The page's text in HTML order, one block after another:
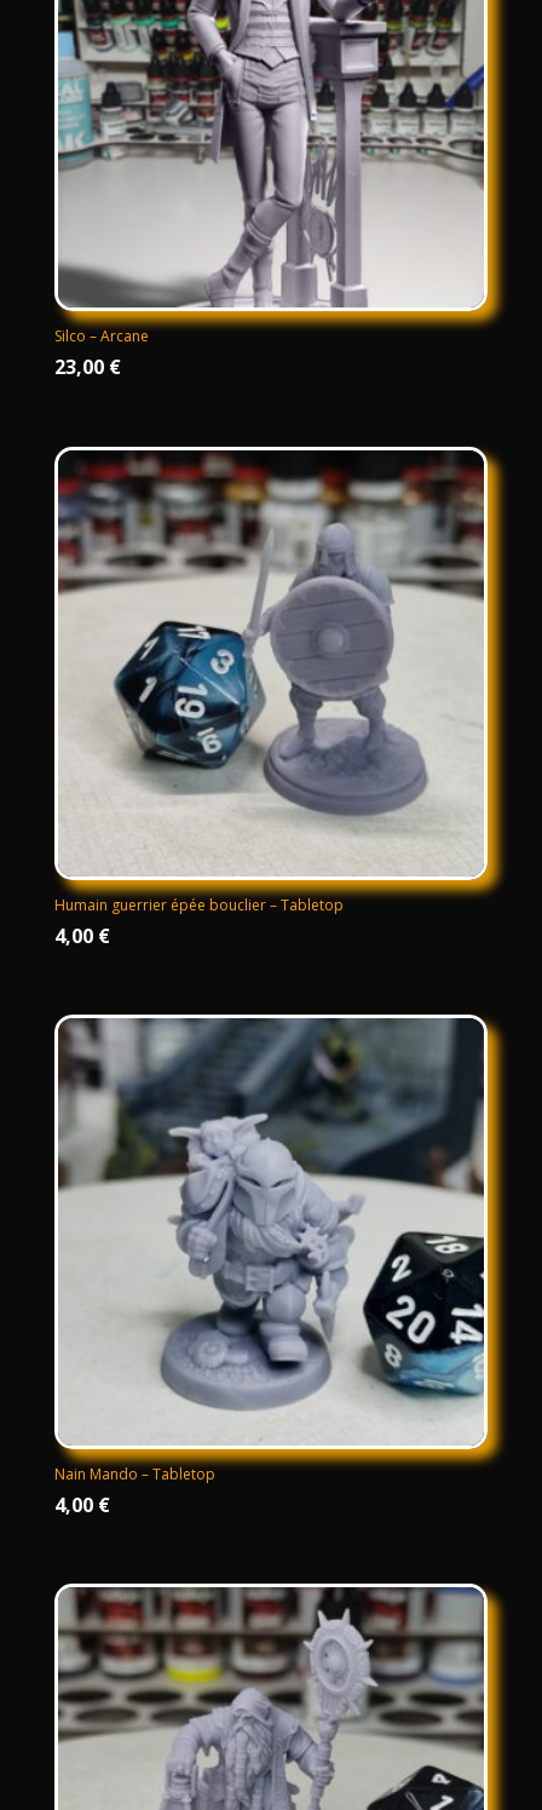
Silco – Arcane
23,00 €
Humain guerrier épée bouclier – Tabletop
4,00 €
Nain Mando – Tabletop
4,00 €